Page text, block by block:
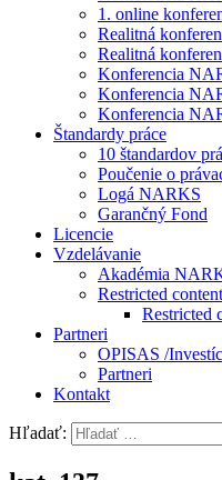
1. online
Realitná
Realitná
Konferencia
Konferencia
Konferencia
Štandardy práce
10 štandardov
Poučenie o
Logá NARKS
Garančný Fond
Licencie
Vzdelávanie
Akadémia
Restricted content
Restricted
Partneri
OPISAS /
Partneri
Kontakt
Hľadať: